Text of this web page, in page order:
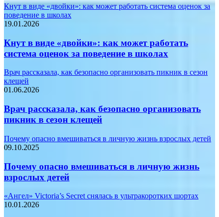
Кнут в виде «двойки»: как может работать система оценок за
поведение в школах
19.01.2026
Кнут в виде «двойки»: как может работать
система оценок за поведение в школах
Врач рассказала, как безопасно организовать пикник в сезон
клещей
01.06.2026
Врач рассказала, как безопасно организовать
пикник в сезон клещей
Почему опасно вмешиваться в личную жизнь взрослых детей
09.10.2025
Почему опасно вмешиваться в личную жизнь
взрослых детей
«Ангел» Victoria’s Secret снялась в ультракоротких шортах
10.01.2026